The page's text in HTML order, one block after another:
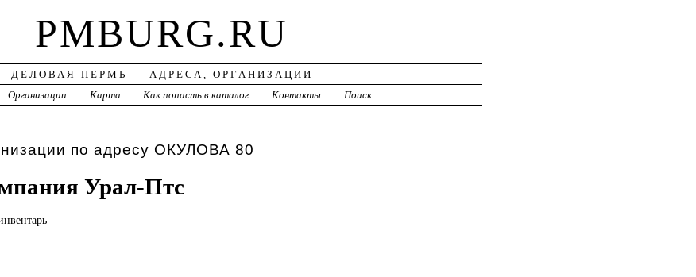
PMBURG.RU
ДЕЛОВАЯ ПЕРМЬ — АДРЕСА, ОРГАНИЗАЦИИ
Организации Карта Как попасть в каталог Контакты Поиск
по адресу ОКУЛОВА 80
Урал-Птс